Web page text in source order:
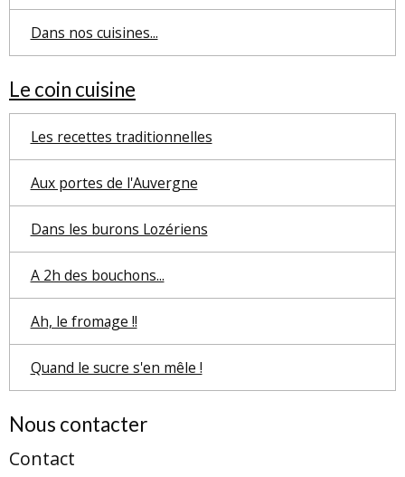
Dans nos cuisines...
Le coin cuisine
Les recettes traditionnelles
Aux portes de l'Auvergne
Dans les burons Lozériens
A 2h des bouchons...
Ah, le fromage !!
Quand le sucre s'en mêle !
Nous contacter
Contact